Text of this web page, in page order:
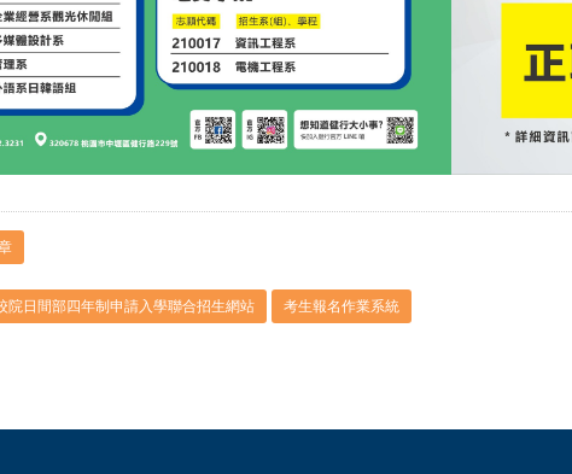
院日間部四年制申請入學聯合招生網站 考生報名作業系統